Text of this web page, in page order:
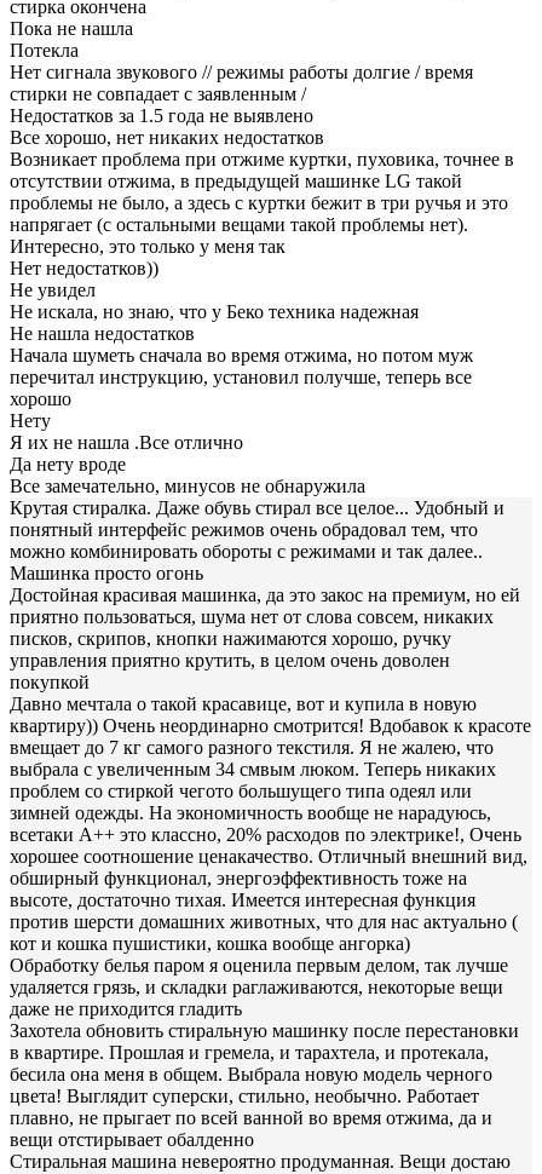
стирка окончена
Пока не нашла
Потекла
Нет сигнала звукового // режимы работы долгие / время
стирки не совпадает с заявленным /
Недостатков за 1.5 года не выявлено
Все хорошо, нет никаких недостатков
Возникает проблема при отжиме куртки, пуховика, точнее в
отсутствии отжима, в предыдущей машинке LG такой
проблемы не было, а здесь с куртки бежит в три ручья и это
напрягает (с остальными вещами такой проблемы нет).
Интересно, это только у меня так
Нет недостатков))
Не увидел
Не искала, но знаю, что у Беко техника надежная
Не нашла недостатков
Начала шуметь сначала во время отжима, но потом муж
перечитал инструкцию, установил получше, теперь все
хорошо
Нету
Я их не нашла .Все отлично
Да нету вроде
Все замечательно, минусов не обнаружила
Крутая стиралка. Даже обувь стирал все целое... Удобный и
понятный интерфейс режимов очень обрадовал тем, что
можно комбинировать обороты с режимами и так далее..
Машинка просто огонь
Достойная красивая машинка, да это закос на премиум, но ей
приятно пользоваться, шума нет от слова совсем, никаких
писков, скрипов, кнопки нажимаются хорошо, ручку
управления приятно крутить, в целом очень доволен
покупкой
Давно мечтала о такой красавице, вот и купила в новую
квартиру)) Очень неординарно смотрится! Вдобавок к красоте
вмещает до 7 кг самого разного текстиля. Я не жалею, что
выбрала с увеличенным 34 смвым люком. Теперь никаких
проблем со стиркой чегото большущего типа одеял или
зимней одежды. На экономичность вообще не нарадуюсь,
всетаки А++ это классно, 20% расходов по электрике!, Очень
хорошее соотношение ценакачество. Отличный внешний вид,
обширный функционал, энергоэффективность тоже на
высоте, достаточно тихая. Имеется интересная функция
против шерсти домашних животных, что для нас актуально (
кот и кошка пушистики, кошка вообще ангорка)
Обработку белья паром я оценила первым делом, так лучше
удаляется грязь, и складки раглаживаются, некоторые вещи
даже не приходится гладить
Захотела обновить стиральную машинку после перестановки
в квартире. Прошлая и гремела, и тарахтела, и протекала,
бесила она меня в общем. Выбрала новую модель черного
цвета! Выглядит суперски, стильно, необычно. Работает
плавно, не прыгает по всей ванной во время отжима, да и
вещи отстирывает обалденно
Стиральная машина невероятно продуманная. Вещи достаю